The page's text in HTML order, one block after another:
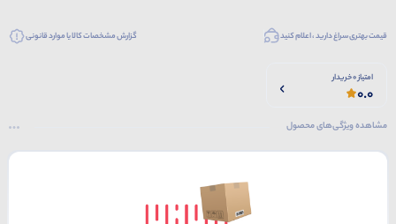
قیمت بهتری سراغ دارید ، اعلام کنید گزارش مشخصات کالا یا موارد قانونی
امتیاز 0 خریدار
0.0
مشاهده ویژگی‌های محصول